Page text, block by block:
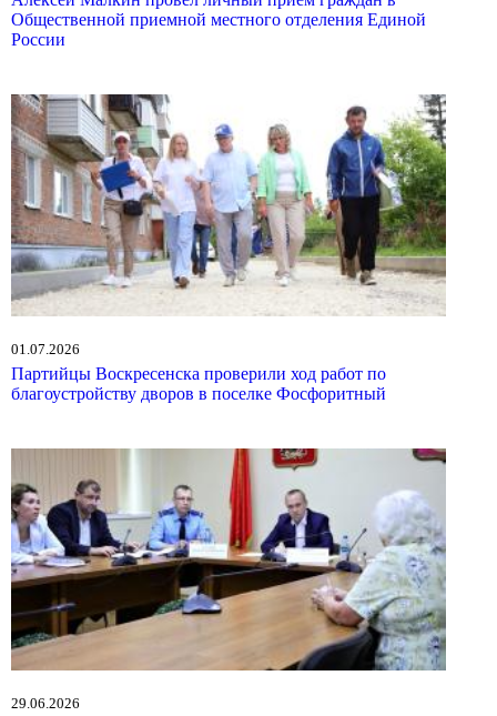
Общественной приемной местного отделения Единой
России
01.07.2026
Партийцы Воскресенска проверили ход работ по
благоустройству дворов в поселке Фосфоритный
29.06.2026